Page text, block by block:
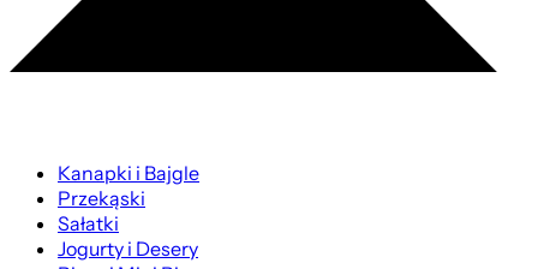
Kanapki i Bajgle
Przekąski
Sałatki
Jogurty i Desery